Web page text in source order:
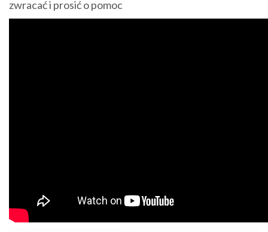
zwracać i prosić o pomoc